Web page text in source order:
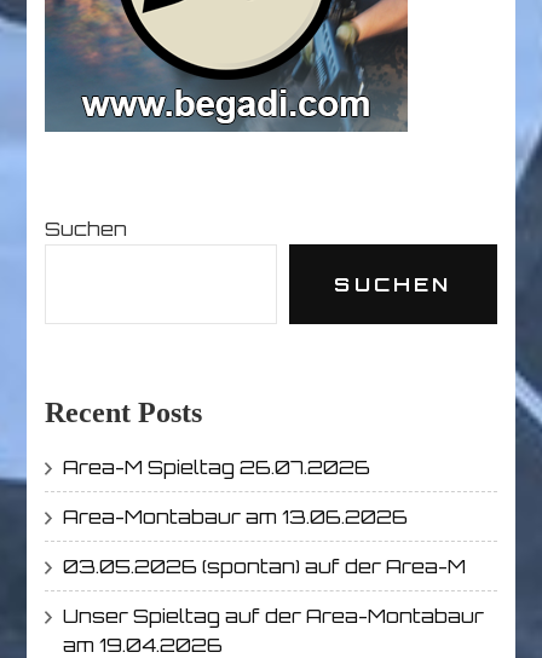
Suchen
SUCHEN
Recent Posts
Area-M Spieltag 26.07.2026
Area-Montabaur am 13.06.2026
03.05.2026 (spontan) auf der Area-M
Unser Spieltag auf der Area-Montabaur
am 19.04.2026